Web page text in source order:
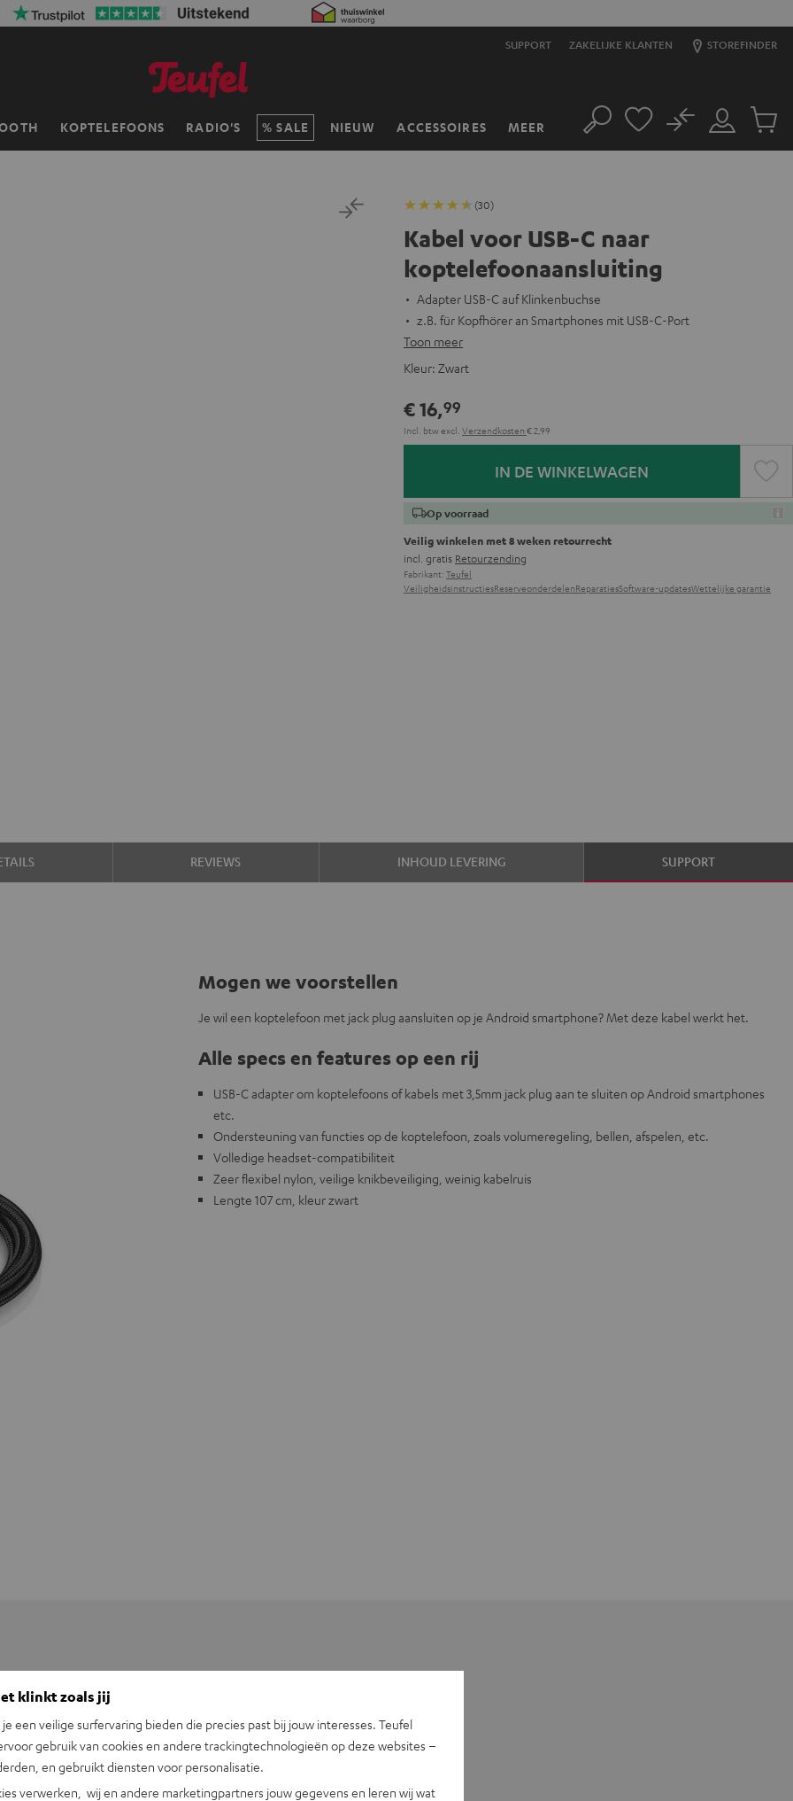
SUPPORT ZAKELIJKE KLANTEN STOREFINDER
KOPTELEFOONS RADIO'S SALE NIEUW ACCESSOIRES MEER Zoeken
Mijn
account
No
(30)
Kabel voor USB-C naar
koptelefoonaansluiting
Adapter USB-C auf Klinkenbuchse
z.B. für Kopfhörer an Smartphones mit USB-C-Port
Toon meer
Kleur: Zwart
€ 16,99
Incl. btwexcl. Verzendkosten € 2,99
IN DE WINKELWAGEN
Op voorraad
Veilig winkelen met 8 weken retourrecht
incl. gratis Retourzending
Fabrikant: Teufel
VeiligheidsinstructiesReserveonderdelenReparatiesSoftware-updatesWettelijke garantie
REVIEWS INHOUD LEVERING SUPPORT
Mogen we voorstellen
Je wil een koptelefoon met jack plug aansluiten op je Android smartphone? Met deze kabel werkt het.
Alle specs en features op een rij
USB-C adapter om koptelefoons of kabels met 3,5mm jack plug aan te sluiten op Android smartphones
etc.
Ondersteuning van functies op de koptelefoon, zoals volumeregeling, bellen, afspelen, etc.
Volledige headset-compatibiliteit
Zeer flexibel nylon, veilige knikbeveiliging, weinig kabelruis
Lengte 107 cm, kleur zwart
klinkt zoals jij
je een veilige surfervaring bieden die precies past bij jouw interesses. Teufel
gebruik van cookies en andere trackingtechnologieën op deze websites –
en gebruikt diensten voor personalisatie.
verwerken, wij en andere marketingpartners jouw gegevens en leren wij wat